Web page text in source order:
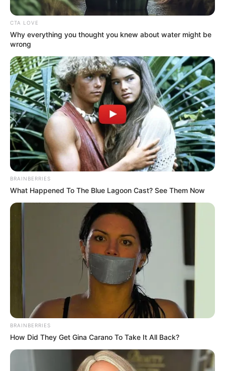
MOVILIDAD EN ANTIOQUIA
Intervienen vía en Abejorral para
mejorar la movilidad hacia el
corregimiento Mesopotamia
NOTICIAS ANTIOQUIA
Este miércoles inician las
obras de pavimentación
NOTICIAS ANTIOQUIA
Avanzan los trabajos para
dar paso provisional en vía
que conecta a Medellín
con el Nordeste
antioqueño
NOTICIAS ANTIOQUIA
Antioquia para este
puente festivo
CTA LOVE
Why everything you thought you knew about water might be
wrong
BRAINBERRIES
What Happened To The Blue Lagoon Cast? See Them Now
BRAINBERRIES
How Did They Get Gina Carano To Take It All Back?